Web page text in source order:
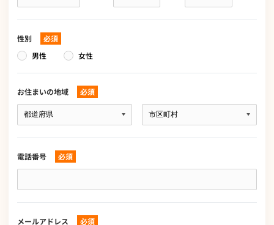
月
日
性別
必須
男性
女性
お住まいの地域
必須
お
ま
い
地
域
電話番号
必須
電
番
号
須
メールアドレス 必須